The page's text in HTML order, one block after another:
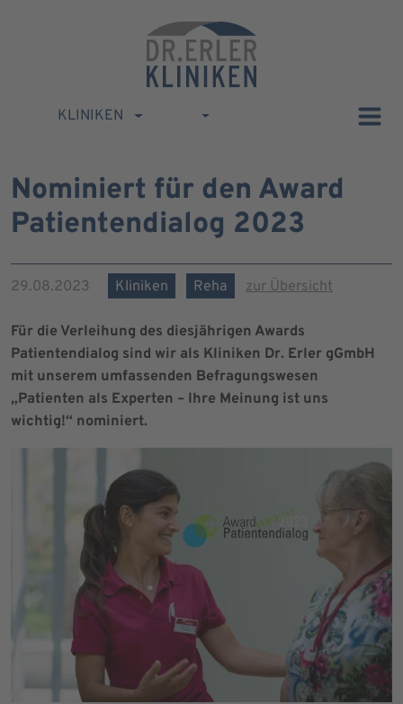
KLINIKEN
Nominiert für den Award
Patientendialog 2023
29.08.2023 Kliniken Reha zur Übersicht
Für die Verleihung des diesjährigen Awards
Patientendialog sind wir als Kliniken Dr. Erler gGmbH
mit unserem umfassenden Befragungswesen
„Patienten als Experten – Ihre Meinung ist uns
wichtig!“ nominiert.